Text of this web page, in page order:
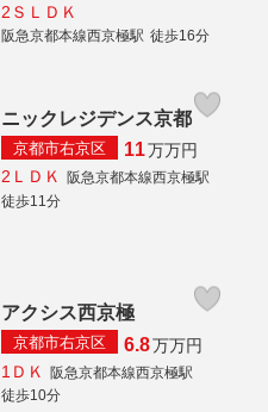
2ＳＬＤＫ
阪急京都本線西京極駅 徒歩16分
ニックレジデンス京都
京都市右京区 11万万円
2ＬＤＫ 阪急京都本線西京極駅
徒歩11分
アクシス西京極
京都市右京区 6.8万万円
1ＤＫ
阪急京都本線西京極駅
徒歩10分